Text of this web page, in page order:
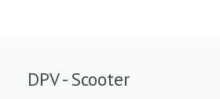
DPV - Scooter